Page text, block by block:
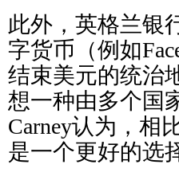
此外，英格兰银
字货币（例如
结束美元的统治
想一种由多个国
Carney认为，相
是一个更好的选